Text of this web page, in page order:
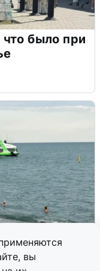
вы
было при